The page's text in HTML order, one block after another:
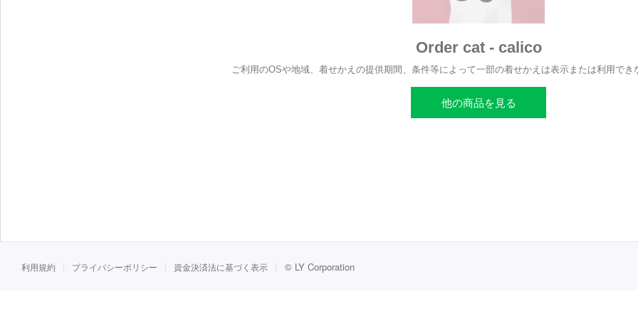
Order cat - calico
ご利用のOSや地域、着せかえの提供期間、条件等によって一部の着せかえは表示または利用でき
他の商品を見る
利用規約 プライバシーポリシー 資金決済法に基づく表示 © LY Corporation